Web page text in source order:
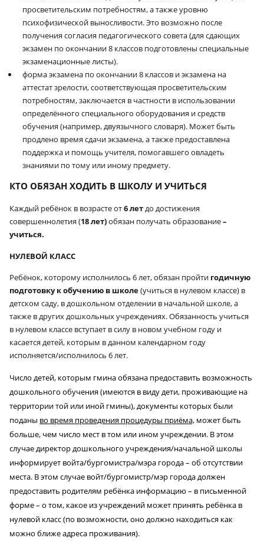
просветительским потребностям, а также уровню
психофизической выносливости. Это возможно после
получения согласия педагогического совета (для сдающих
экзамен по окончании 8 классов подготовлены специальные
экзаменационные листы).
форма экзамена по окончании 8 классов и экзамена на
аттестат зрелости, соответствующая просветительским
потребностям, заключается в частности в использовании
определённого специального оборудования и средств
обучения (например, двуязычного словаря). Может быть
продлено время сдачи экзамена, а также предоставлена
поддержка и помощь учителя, помогавшего овладеть
знаниями по тому или иному предмету.
КТО ОБЯЗАН ХОДИТЬ В ШКОЛУ И УЧИТЬСЯ
Каждый ребёнок в возрастеот6 летдо достижения
совершеннолетия (18 лет)обязан получать образование–
учиться.
НУЛЕВОЙ КЛАСС
Ребёнок, которому исполнилось 6 лет, обязан пройти годичную
подготовку к обучению в школе(учиться в нулевом классе) в
детском саду, в дошкольном отделении в начальной школе, а
также в других дошкольных учреждениях. Обязанность учиться
в нулевом классе вступает в силу в новом учебном году и
касается детей, которым в данном календарном году
исполняется/исполнилось 6 лет.
Число детей, которым гмина обязана предоставить возможность
дошкольного обучения (имеются в виду дети, проживающие на
территории той или иной гмины), документы которых были
поданы во время проведения процедуры приёма, может быть
больше, чем число мест в том или ином учреждении. В этом
случае директор дошкольного учреждения/начальной школы
информирует войта/бургомистра/мэра города– об отсутствии
места. В этом случае войт/бургомистр/мэр города должен
предоставить родителям ребёнка информацию – в письменной
форме – о том, какое из учреждений может принять ребёнка в
нулевой класс (по возможности, оно должно находиться как
можно ближе адреса проживания).